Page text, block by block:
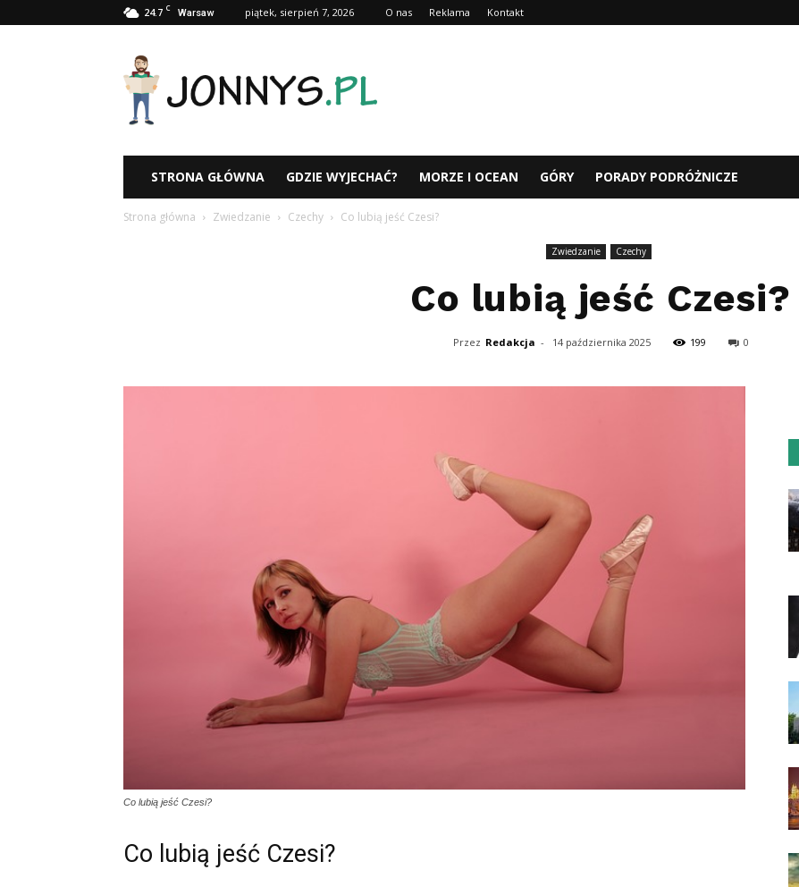
24.7 C Warsaw piątek, sierpień 7, 2026 O nas Reklama Kontakt
Jonnys.pl
STRONA GŁÓWNA GDZIE WYJECHAĆ? MORZE I OCEAN GÓRY PORADY PODRÓŻNICZE
Strona główna Zwiedzanie Czechy Co lubią jeść Czesi?
Zwiedzanie Czechy
Co lubią jeść Czesi?
Przez Redakcja - 14 października 2025 199 0
Co lubią jeść Czesi?
Co lubią jeść Czesi?